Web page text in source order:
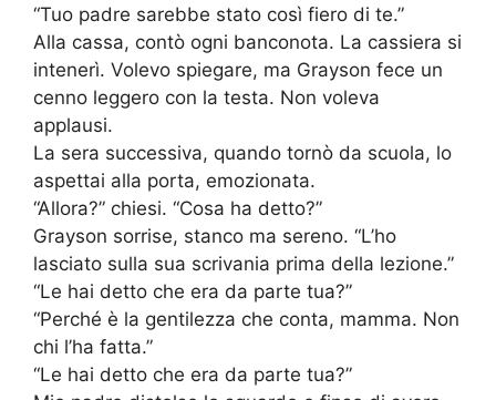
“Tuo padre sarebbe stato così fiero di te.”
Alla cassa, contò ogni banconota. La cassiera si
intenerì. Volevo spiegare, ma Grayson fece un
cenno leggero con la testa. Non voleva
applausi.
La sera successiva, quando tornò da scuola, lo
aspettai alla porta, emozionata.
“Allora?” chiesi. “Cosa ha detto?”
Grayson sorrise, stanco ma sereno. “L’ho
lasciato sulla sua scrivania prima della lezione.”
“Le hai detto che era da parte tua?”
“Perché è la gentilezza che conta, mamma. Non
chi l’ha fatta.”
“Le hai detto che era da parte tua?”